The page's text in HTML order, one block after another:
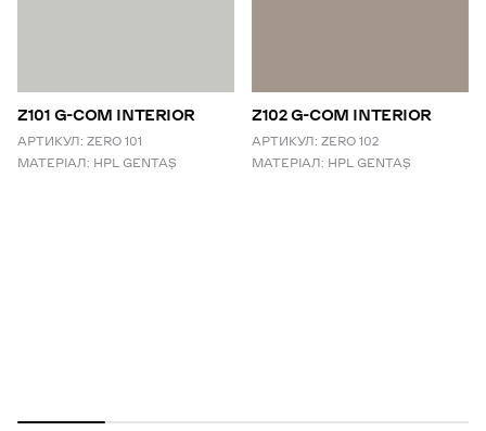
Z101 G-COM INTERIOR
АРТИКУЛ: ZERO 101
МАТЕРІАЛ: HPL GENTAŞ
Z102 G-COM INTERIOR
АРТИКУЛ: ZERO 102
МАТЕРІАЛ: HPL GENTAŞ